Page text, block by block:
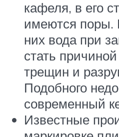
кафеля, в его
имеются
них вода при
стать
трещин и
Подобного
современный
Известные